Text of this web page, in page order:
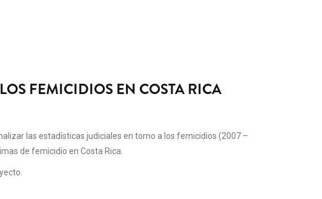
FEMICIDIOS EN COSTA RICA
las estadísticas judiciales en torno a los femicidios (2007 –
de femicidio en Costa Rica.